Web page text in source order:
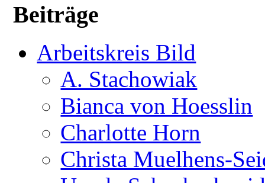
Beiträge
Arbeitskreis Bild
A. Stachowiak
Bianca von Hoesslin
Charlotte Horn
Christa Muelhens-